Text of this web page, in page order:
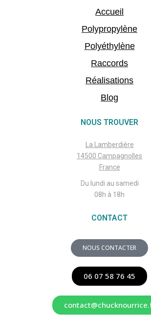
Accueil
Polypropylène
Polyéthylène
Raccords
Réalisations
Blog
NOUS TROUVER
La Lamberdière
14500 Campagnolles
France
Du lundi au samedi
08h à 18h
CONTACT
NOUS CONTACTER
06 07 58 76 45